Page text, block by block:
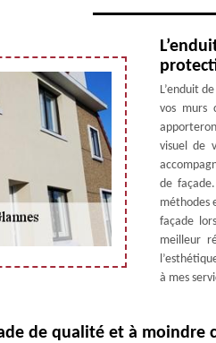
L’enduit
vos murs
visuel de
de
méthodes
façade
meilleur
à mes
de qualité et à moindre